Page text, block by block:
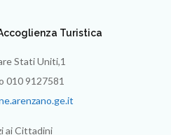
Turistica
Stati Uniti,1
010 9127581
ai Cittadini